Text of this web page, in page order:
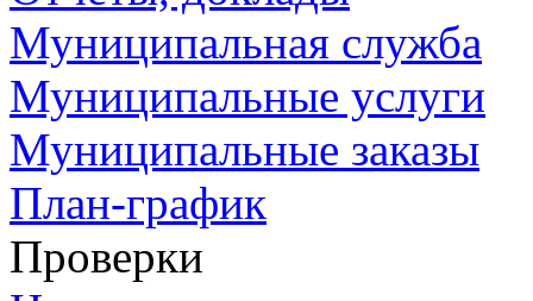
Муниципальная служба
Муниципальные услуги
Муниципальные заказы
План-график
Проверки